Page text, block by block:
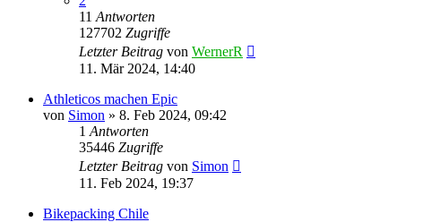
11 Antworten
127702 Zugriffe
Letzter Beitrag von WernerR
11. Mär 2024, 14:40
Athleticos machen Epic
von Simon » 8. Feb 2024, 09:42
1 Antworten
35446 Zugriffe
Letzter Beitrag von Simon
11. Feb 2024, 19:37
Bikepacking Chile